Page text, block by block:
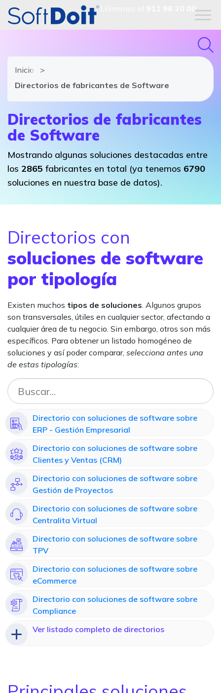
911 98 20 00
Inicio
Directorios de fabricantes de Software
Directorios de fabricantes
de Software
Mostrando algunas soluciones destacadas entre
los 2865 fabricantes en total (ya tenemos 6790
soluciones en nuestra base de datos).
Directorios con
soluciones de software
por tipología
Existen muchos tipos de soluciones. Algunos grupos
son transversales, útiles en cualquier sector, afectando a
cualquier área de tu negocio. Sin embargo, otros son más
específicos. Para obtener un listado homogéneo de
soluciones y así poder comparar, selecciona antes una
de estas tipologías:
Directorio con soluciones de software sobre
ERP - Gestión Empresarial
Directorio con soluciones de software sobre
Clientes y Ventas (CRM)
Directorio con soluciones de software sobre
Gestión de Proyectos
Directorio con soluciones de software sobre
Centralita Virtual
Directorio con soluciones de software sobre
TPV
Directorio con soluciones de software sobre
eCommerce
Directorio con soluciones de software sobre
Compliance
Ver listado completo de directorios